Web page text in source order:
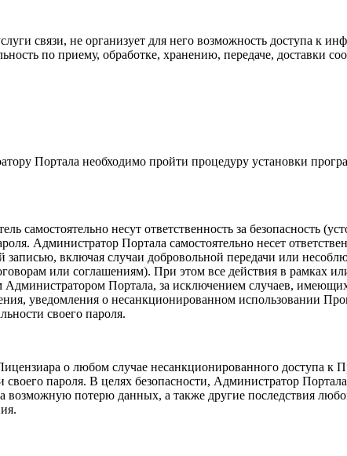
связи, не организует для него возможность доступа
по приему, обработке, хранению, передаче, доставки
Портала необходимо пройти процедуру установки
самостоятельно несут ответственность за безопасность
Администратор Портала самостоятельно несет
включая случаи добровольной передачи или
или соглашениям). При этом все действия в рамках
Портала, за исключением случаев,
уведомления о несанкционированном использовании
своего пароля.
о любом случае несанкционированного доступа
пароля. В целях безопасности, Администратор Портала
возможную потерю данных, а также другие последствия